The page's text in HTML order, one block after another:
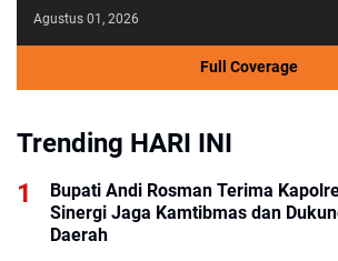
Agustus 01, 2026
Full Coverage
Trending HARI INI
Bupati Andi Rosman Terima
Sinergi Jaga Kamtibmas dan
Daerah